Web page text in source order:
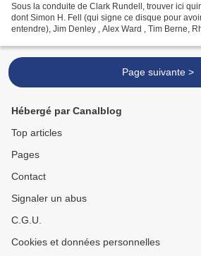
Sous la conduite de Clark Rundell, trouver ici
dont Simon H. Fell (qui signe ce disque pour
entendre), Jim Denley , Alex Ward , Tim Berne,
Page suivante >
Hébergé par Canalblog
Top articles
Pages
Contact
Signaler un abus
C.G.U.
Cookies et données personnelles